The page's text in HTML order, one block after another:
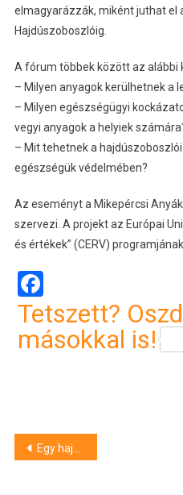
elmagyarázzák, miként juthat el
Hajdúszoboszlóig.
A fórum többek között az alábbi
– Milyen anyagok kerülhetnek a
– Milyen egészségügyi
vegyi anyagok a helyiek
– Mit tehetnek a
egészségük védelmében?
Az eseményt a Mikepércsi
szervezi. A projekt az Európai
és értékek” (CERV)
Facebook
Tetszett?
másokkal is!
Bejegyzés
Egy hajdú-bihari fideszes képviselő nem várta meg Orbán Viktor iránymutatását – ez a véleménye az írek elleni vereségről